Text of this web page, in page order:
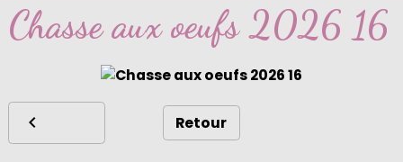
Chasse aux oeufs 2026 16
Retour